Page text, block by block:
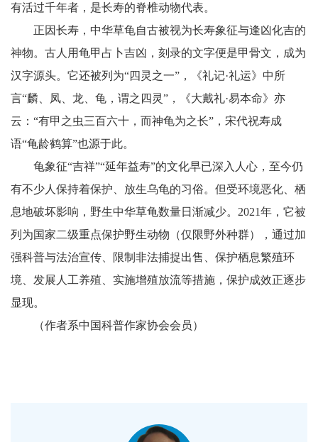
有活过千年者，是长寿的脊椎动物代表。
正因长寿，中华草龟自古被视为长寿象征与逢凶化吉的
神物。古人用龟甲占卜吉凶，刻录的文字便是甲骨文，成为
汉字源头。它还被列为“四灵之一”，《礼记·礼运》中所
言“麟、凤、龙、龟，谓之四灵”，《大戴礼·易本命》亦
云：“有甲之虫三百六十，而神龟为之长”，宋代祝寿成
语“龟龄鹤算”也源于此。
龟象征“吉祥”“延年益寿”的文化早已深入人心，至今仍
有不少人保持着保护、放生乌龟的习俗。但受环境恶化、栖
息地破坏影响，野生中华草龟数量日渐减少。2021年，它被
列为国家二级重点保护野生动物（仅限野外种群），通过加
强科普与法治宣传、限制非法捕捉出售、保护栖息繁殖环
境、发展人工养殖、实施增殖放流等措施，保护成效正逐步
显现。
（作者系中国科普作家协会会员）